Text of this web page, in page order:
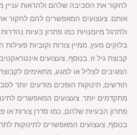
לחקור את הסביבה שלהם ולהראות עניין
אותם. צעצועים המאפשרים להם לחקור
ולתרגל מיומנויות כמו פתרון בעיות
בלוקים מעץ, ממיין צורות וקוביות
קבוצת גיל זו. בנוסף, צעצועים
חודשים, תינוקות הופכים מודעים יותר
מתקדמים יותר. צעצועים המאפשרים
פתרון הבעיות שלהם, כמו סדרן צורות או
בנוסף, צעצועים המאפשרים לתינוקות